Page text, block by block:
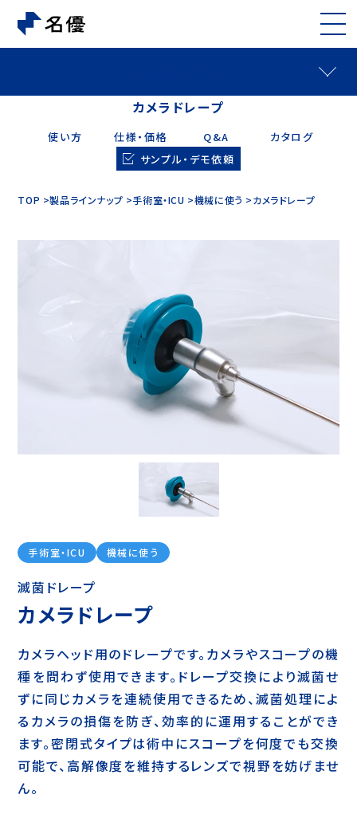
カメラドレープ
使い方 仕様・価格 Q&A
カタログ
サンプル・デモ依頼
TOP 製品ラインナップ 手術室・ICU 機械に使う カメラドレープ
手術室・ICU 機械に使う
滅菌ドレープ
カメラドレープ
カメラヘッド用のドレープです。カメラやスコープの機
種を問わず使用できます。ドレープ交換により滅菌せ
ずに同じカメラを連続使用できるため、滅菌処理によ
るカメラの損傷を防ぎ、効率的に運用することができ
ます。密閉式タイプは術中にスコープを何度でも交換
可能で、高解像度を維持するレンズで視野を妨げませ
ん。